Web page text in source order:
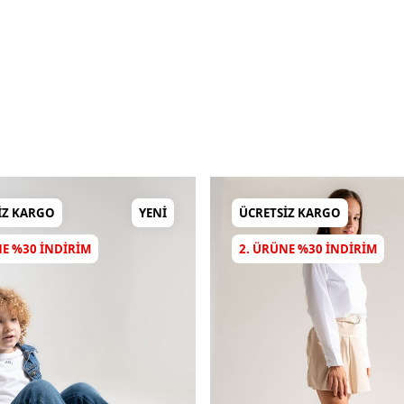
KARGO YENI
%30 INDIRIM
ÜCRETSIZ KARGO
2. ÜRÜNE %30 INDIRIM